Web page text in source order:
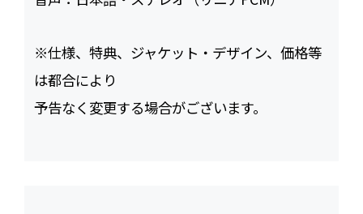
※仕様、特典、ジャケット・デザイン、価格等
は都合により
予告なく変更する場合がございます。